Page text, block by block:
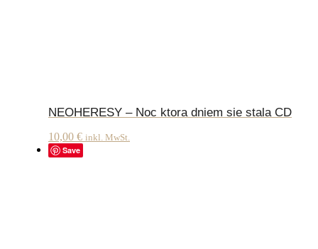
NEOHERESY – Noc ktora dniem sie stala CD
10,00 € inkl. MwSt.
Save